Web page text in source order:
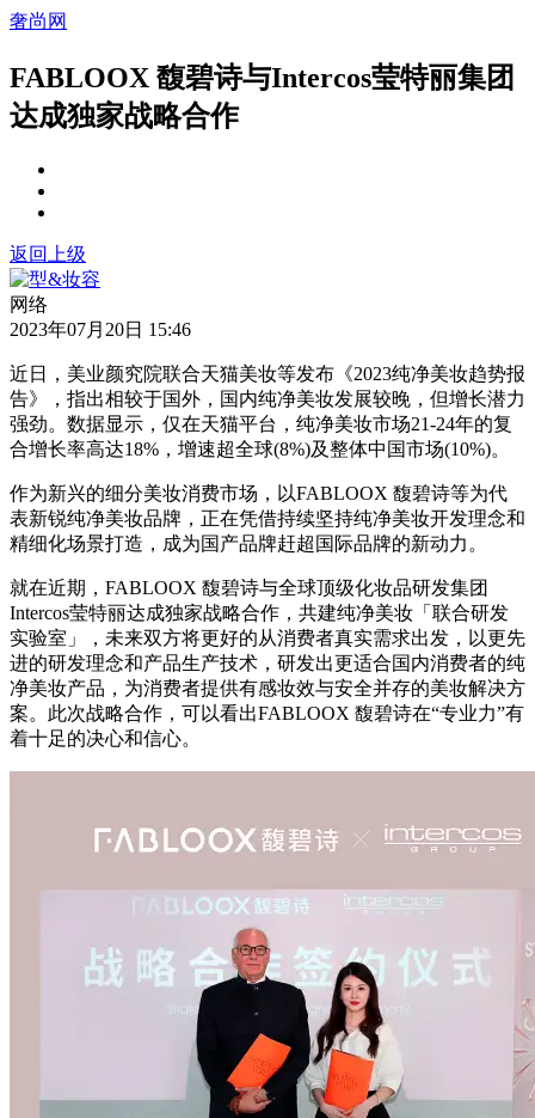
奢尚网
FABLOOX 馥碧诗与Intercos莹特丽集团
达成独家战略合作
返回上级
网络
2023年07月20日 15:46
近日，美业颜究院联合天猫美妆等发布《2023纯净美妆趋势报
告》，指出相较于国外，国内纯净美妆发展较晚，但增长潜力
强劲。数据显示，仅在天猫平台，纯净美妆市场21-24年的复
合增长率高达18%，增速超全球(8%)及整体中国市场(10%)。
作为新兴的细分美妆消费市场，以FABLOOX 馥碧诗等为代
表新锐纯净美妆品牌，正在凭借持续坚持纯净美妆开发理念和
精细化场景打造，成为国产品牌赶超国际品牌的新动力。
就在近期，FABLOOX 馥碧诗与全球顶级化妆品研发集团
Intercos莹特丽达成独家战略合作，共建纯净美妆「联合研发
实验室」，未来双方将更好的从消费者真实需求出发，以更先
进的研发理念和产品生产技术，研发出更适合国内消费者的纯
净美妆产品，为消费者提供有感妆效与安全并存的美妆解决方
案。此次战略合作，可以看出FABLOOX 馥碧诗在“专业力”有
着十足的决心和信心。